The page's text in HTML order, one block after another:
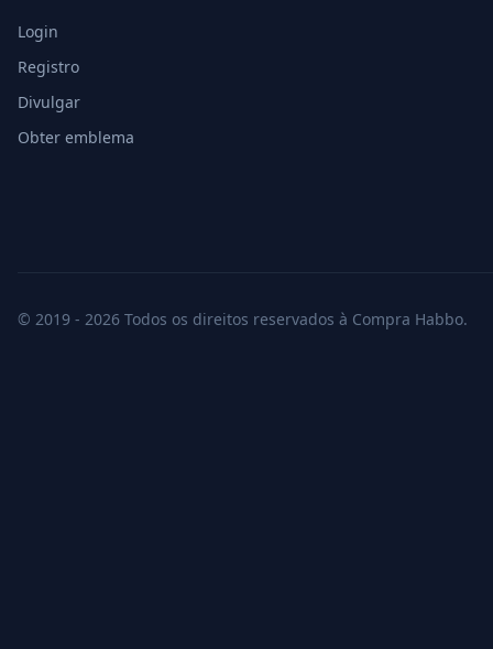
Login
Registro
Divulgar
Obter emblema
© 2019 - 2026 Todos os direitos reservados à Compra Habbo.